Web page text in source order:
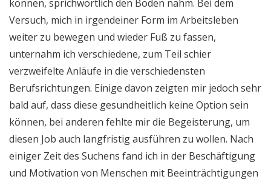
können, sprichwörtlich den Boden nahm. Bei dem
Versuch, mich in irgendeiner Form im Arbeitsleben
weiter zu bewegen und wieder Fuß zu fassen,
unternahm ich verschiedene, zum Teil schier
verzweifelte Anläufe in die verschiedensten
Berufsrichtungen. Einige davon zeigten mir jedoch sehr
bald auf, dass diese gesundheitlich keine Option sein
können, bei anderen fehlte mir die Begeisterung, um
diesen Job auch langfristig ausführen zu wollen. Nach
einiger Zeit des Suchens fand ich in der Beschäftigung
und Motivation von Menschen mit Beeinträchtigungen